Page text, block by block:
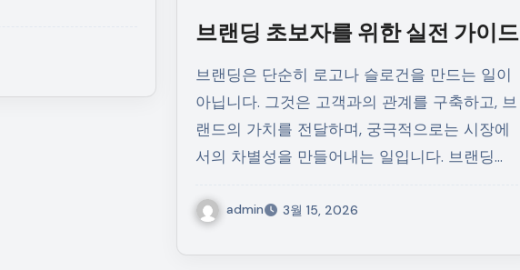
브랜딩 초보자를 위한 실전 가이드
브랜딩은 단순히 로고나 슬로건을 만드는 일이
아닙니다. 그것은 고객과의 관계를 구축하고, 브
랜드의 가치를 전달하며, 궁극적으로는 시장에
서의 차별성을 만들어내는 일입니다. 브랜딩…
admin 3월 15, 2026